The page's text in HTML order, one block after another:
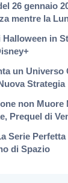
26 gennaio
mentre la
Halloween in
un Universo
Strategia
non Muore
Prequel di
Serie
di Spazio